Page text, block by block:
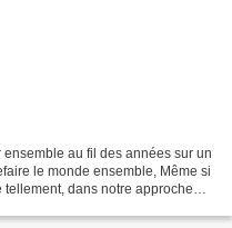
au fil des années sur un
le monde ensemble, Même si
dans notre approche